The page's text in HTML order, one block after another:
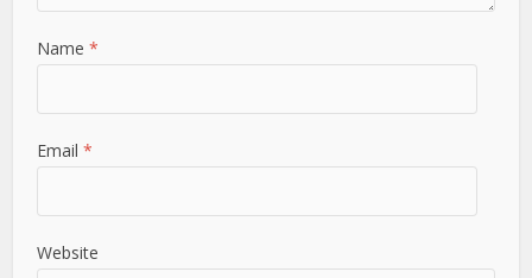
Name*
Email*
Website